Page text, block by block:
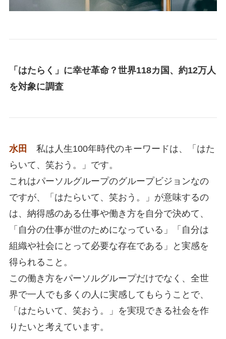
「はたらく」に幸せ革命？世界118カ国、約12万人
を対象に調査
水田
私は人生100年時代のキーワードは、「はた
らいて、笑おう。」です。
これはパーソルグループのグループビジョンなの
ですが、「はたらいて、笑おう。」が意味するの
は、納得感のある仕事や働き方を自分で決めて、
「自分の仕事が世のためになっている」「自分は
組織や社会にとって必要な存在である」と実感を
得られること。
この働き方をパーソルグループだけでなく、全世
界で一人でも多くの人に実感してもらうことで、
「はたらいて、笑おう。」を実現できる社会を作
りたいと考えています。